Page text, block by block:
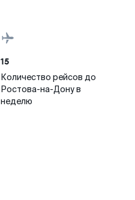
15
Количество рейсов до
Ростова-на-Дону в
неделю